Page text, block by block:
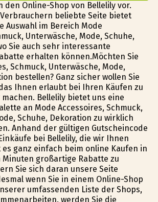
den Online-Shop von Bellelily vor.
beliebte Seite bietet
Auswahl im Bereich Mode
Unterwäsche, Mode, Schuhe,
Sie auch sehr interessante
erhalten können.Möchten Sie
Schmuck, Unterwäsche, Mode,
bestellen? Ganz sicher wollen Sie
Ihnen erlaubt bei Ihren Käufen zu
machen. Bellelily bietet uns eine
an Mode Accessoires, Schmuck,
Schuhe, Dekoration zu wirklich
Anhand der gültigen Gutscheincode
bei Bellelily, die wir Ihnen
ganz einfach beim online Kaufen in
Minuten großartige Rabatte zu
Sie sich daran unsere Seite
wenn Sie in einem Online-Shop
umfassenden Liste der Shops,
werden Sie die